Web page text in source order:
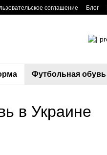
соглашение Блог
Футбольная обувь
в Украине